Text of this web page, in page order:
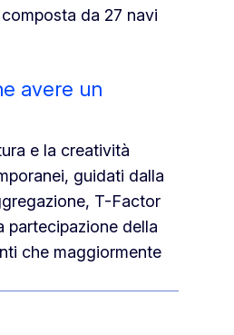
da 27 navi
avere un
e la creatività
guidati dalla
T-Factor
partecipazione della
che maggiormente